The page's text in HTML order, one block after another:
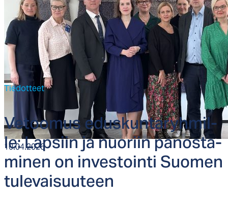
10.04.2026
Tiedotteet
Ve­too­mus edus­kun­ta­ryh­mil­
le: Lap­siin ja nuo­riin pa­nos­ta­
mi­nen on in­ves­toin­ti Suo­men
tu­le­vai­suu­teen